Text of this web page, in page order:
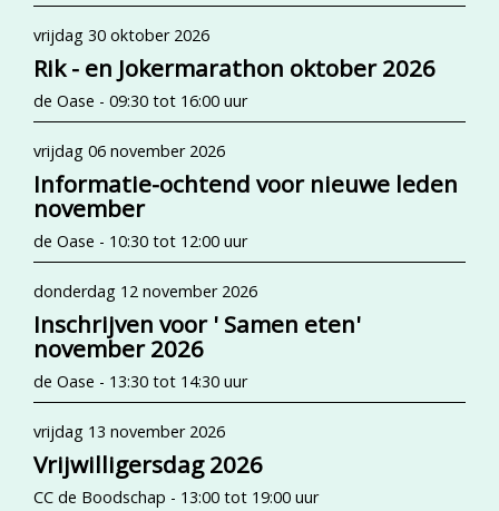
vrijdag 30 oktober 2026
Rik - en Jokermarathon oktober 2026
de Oase - 09:30 tot 16:00 uur
vrijdag 06 november 2026
Informatie-ochtend voor nieuwe leden
november
de Oase - 10:30 tot 12:00 uur
donderdag 12 november 2026
Inschrijven voor ' Samen eten'
november 2026
de Oase - 13:30 tot 14:30 uur
vrijdag 13 november 2026
Vrijwilligersdag 2026
CC de Boodschap - 13:00 tot 19:00 uur